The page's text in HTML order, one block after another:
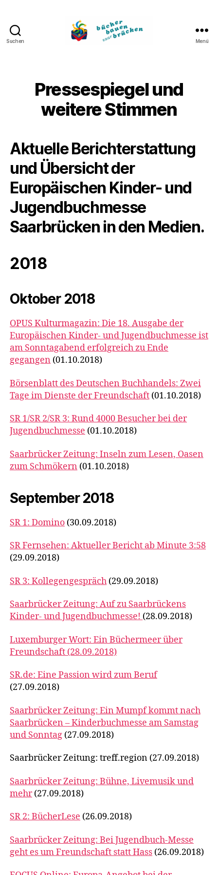
Suchen Menü
Pressespiegel und
weitere Stimmen
Aktuelle Berichterstattung
und Übersicht der
Europäischen Kinder- und
Jugendbuchmesse
Saarbrücken in den Medien.
2018
Oktober 2018
OPUS Kulturmagazin: Die 18. Ausgabe der
Europäischen Kinder- und Jugendbuchmesse ist
am Sonntagabend erfolgreich zu Ende
gegangen (01.10.2018)
Börsenblatt des Deutschen Buchhandels: Zwei
Tage im Dienste der Freundschaft (01.10.2018)
SR 1/SR 2/SR 3: Rund 4000 Besucher bei der
Jugendbuchmesse (01.10.2018)
Saarbrücker Zeitung: Inseln zum Lesen, Oasen
zum Schmökern (01.10.2018)
September 2018
SR 1: Domino (30.09.2018)
SR Fernsehen: Aktueller Bericht ab Minute 3:58
(29.09.2018)
SR 3: Kollegengespräch (29.09.2018)
Saarbrücker Zeitung: Auf zu Saarbrückens
Kinder- und Jugendbuchmesse! (28.09.2018)
Luxemburger Wort: Ein Büchermeer über
Freundschaft (28.09.2018)
SR.de: Eine Passion wird zum Beruf
(27.09.2018)
Saarbrücker Zeitung: Ein Mumpf kommt nach
Saarbrücken – Kinderbuchmesse am Samstag
und Sonntag (27.09.2018)
Saarbrücker Zeitung: treff.region (27.09.2018)
Saarbrücker Zeitung: Bühne, Livemusik und
mehr(27.09.2018)
SR 2: BücherLese (26.09.2018)
Saarbrücker Zeitung: Bei Jugendbuch-Messe
geht es um Freundschaft statt Hass (26.09.2018)